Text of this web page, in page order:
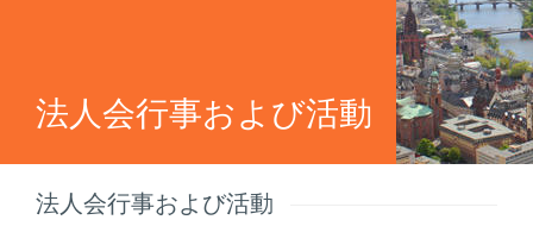
法人会行事および活動
法人会行事および活動